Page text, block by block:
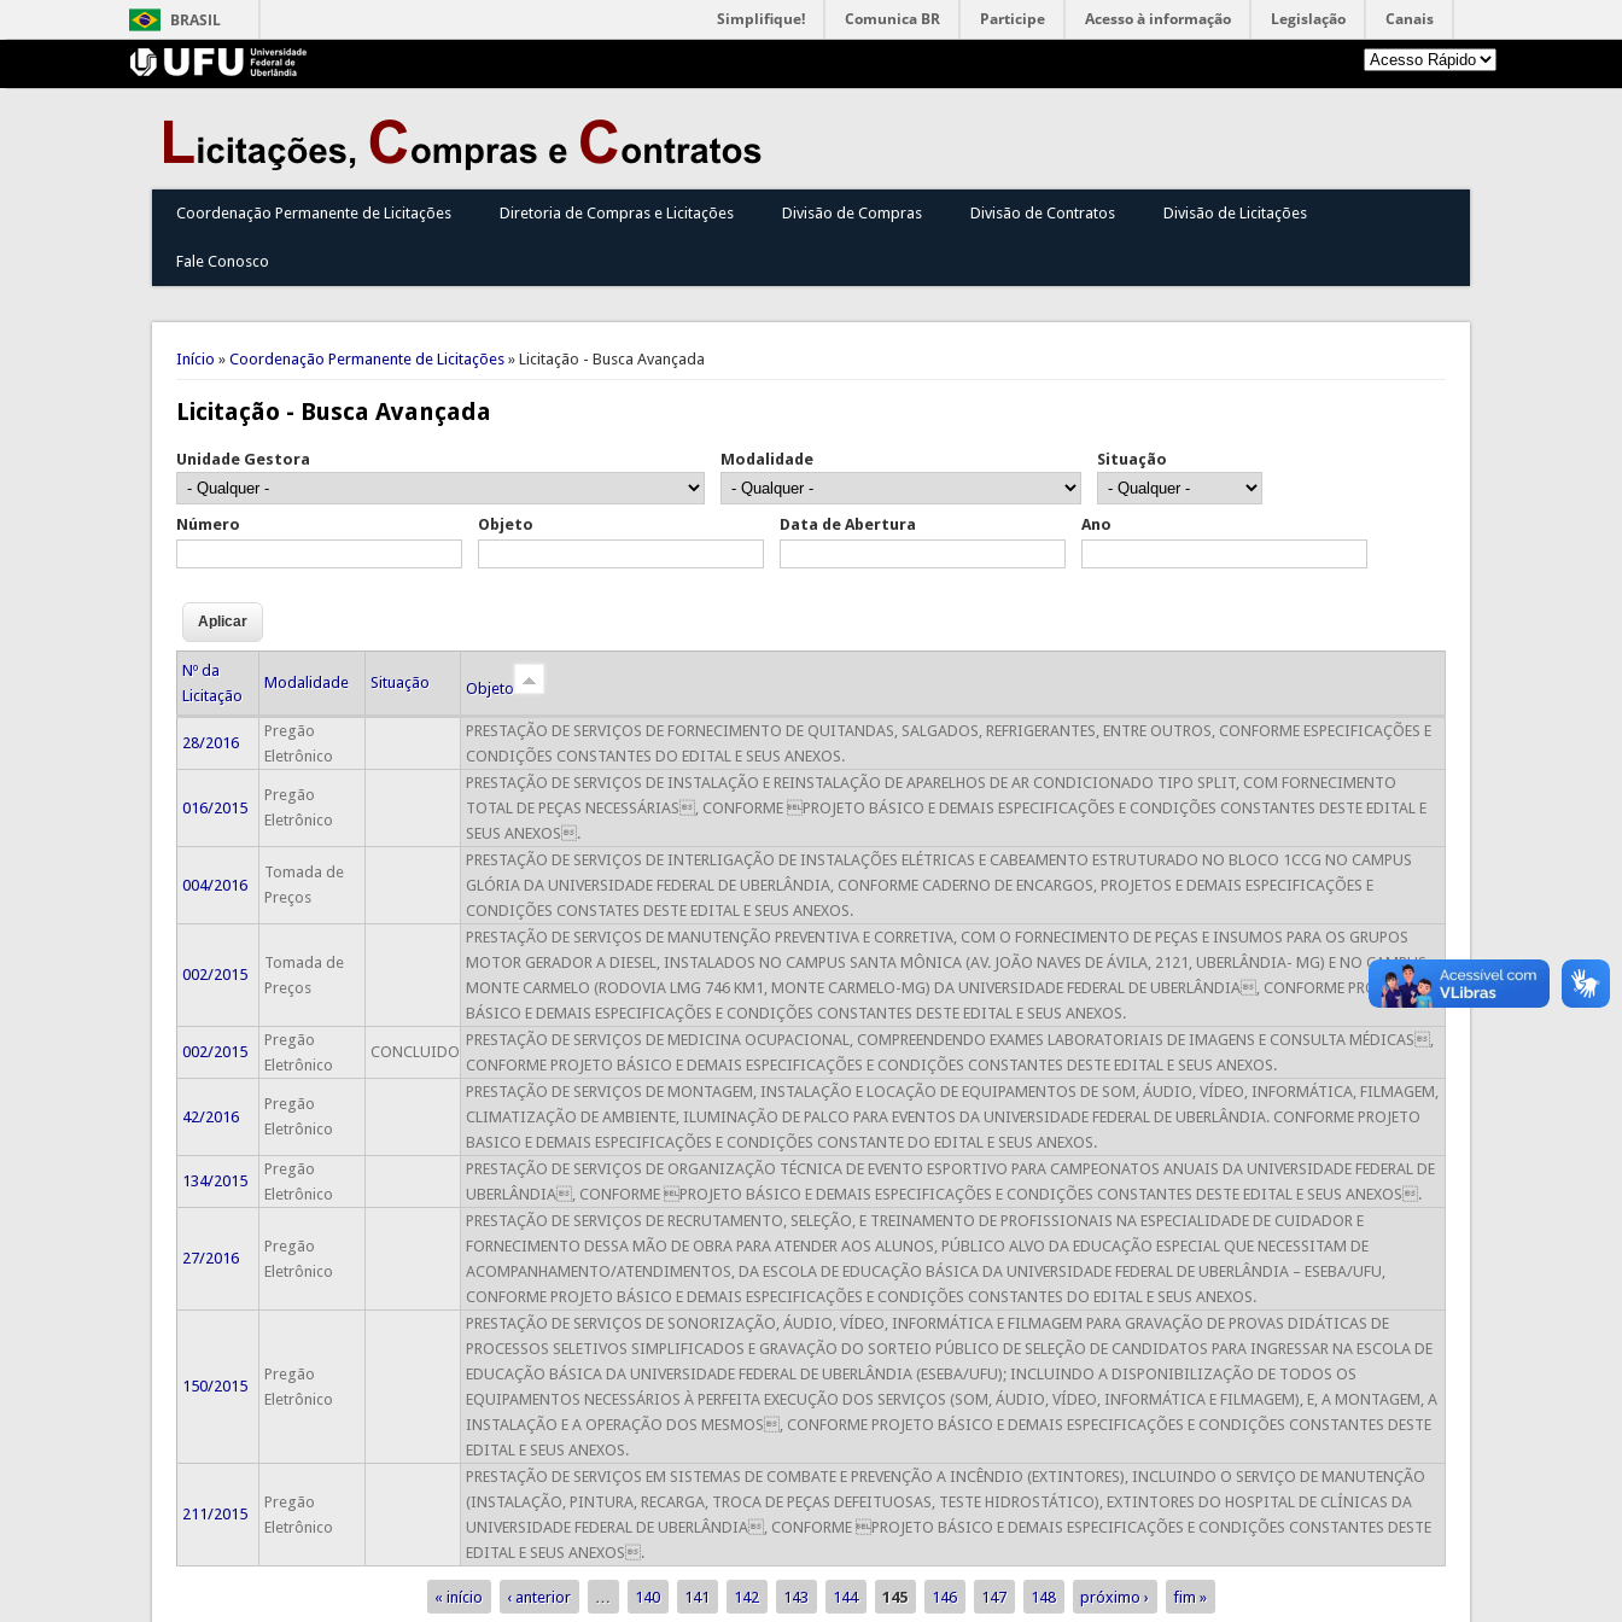
BRASIL Simplifique! Comunica BR Participe Acesso à informação Legislação Canais
Coordenação Permanente de Licitações Diretoria de Compras e Licitações Divisão de Compras Divisão de Contratos Divisão de Licitações
Fale Conosco
Você está aqui
Início » Coordenação Permanente de Licitações» Licitação - Busca Avançada
Licitação - Busca Avançada
Unidade Gestora Modalidade Situação
Número Objeto Data de Abertura Ano
Nº da
Licitação
Modalidade Situação Objeto
28/2016
Pregão
Eletrônico
PRESTAÇÃO DE SERVIÇOS DE FORNECIMENTO DE QUITANDAS, SALGADOS, REFRIGERANTES, ENTRE OUTROS, CONFORME ESPECIFICAÇÕES E
CONDIÇÕES CONSTANTES DO EDITAL E SEUS ANEXOS.
016/2015
Pregão
Eletrônico
PRESTAÇÃO DE SERVIÇOS DE INSTALAÇÃO E REINSTALAÇÃO DE APARELHOS DE AR CONDICIONADO TIPO SPLIT, COM FORNECIMENTO
TOTAL DE PEÇAS NECESSÁRIAS, CONFORME PROJETO BÁSICO E DEMAIS ESPECIFICAÇÕES E CONDIÇÕES CONSTANTES DESTE EDITAL E
SEUS ANEXOS.
004/2016
Tomada de
Preços
PRESTAÇÃO DE SERVIÇOS DE INTERLIGAÇÃO DE INSTALAÇÕES ELÉTRICAS E CABEAMENTO ESTRUTURADO NO BLOCO 1CCG NO CAMPUS
GLÓRIA DA UNIVERSIDADE FEDERAL DE UBERLÂNDIA, CONFORME CADERNO DE ENCARGOS, PROJETOS E DEMAIS ESPECIFICAÇÕES E
CONDIÇÕES CONSTATES DESTE EDITAL E SEUS ANEXOS.
002/2015
Tomada de
Preços
PRESTAÇÃO DE SERVIÇOS DE MANUTENÇÃO PREVENTIVA E CORRETIVA, COM O FORNECIMENTO DE PEÇAS E INSUMOS PARA OS GRUPOS
MOTOR GERADOR A DIESEL, INSTALADOS NO CAMPUS SANTA MÔNICA (AV. JOÃO NAVES DE ÁVILA, 2121, UBERLÂNDIA- MG) E NO CAMPUS
MONTE CARMELO (RODOVIA LMG 746 KM1, MONTE CARMELO-MG) DA UNIVERSIDADE FEDERAL DE UBERLÂNDIA, CONFORME PROJETO
BÁSICO E DEMAIS ESPECIFICAÇÕES E CONDIÇÕES CONSTANTES DESTE EDITAL E SEUS ANEXOS.
002/2015
Pregão
Eletrônico
CONCLUIDO
PRESTAÇÃO DE SERVIÇOS DE MEDICINA OCUPACIONAL, COMPREENDENDO EXAMES LABORATORIAIS DE IMAGENS E CONSULTA MÉDICAS,
CONFORME PROJETO BÁSICO E DEMAIS ESPECIFICAÇÕES E CONDIÇÕES CONSTANTES DESTE EDITAL E SEUS ANEXOS.
42/2016
Pregão
Eletrônico
PRESTAÇÃO DE SERVIÇOS DE MONTAGEM, INSTALAÇÃO E LOCAÇÃO DE EQUIPAMENTOS DE SOM, ÁUDIO, VÍDEO, INFORMÁTICA, FILMAGEM,
CLIMATIZAÇÃO DE AMBIENTE, ILUMINAÇÃO DE PALCO PARA EVENTOS DA UNIVERSIDADE FEDERAL DE UBERLÂNDIA. CONFORME PROJETO
BASICO E DEMAIS ESPECIFICAÇÕES E CONDIÇÕES CONSTANTE DO EDITAL E SEUS ANEXOS.
134/2015
Pregão
Eletrônico
PRESTAÇÃO DE SERVIÇOS DE ORGANIZAÇÃO TÉCNICA DE EVENTO ESPORTIVO PARA CAMPEONATOS ANUAIS DA UNIVERSIDADE FEDERAL DE
UBERLÂNDIA, CONFORME PROJETO BÁSICO E DEMAIS ESPECIFICAÇÕES E CONDIÇÕES CONSTANTES DESTE EDITAL E SEUS ANEXOS.
27/2016
Pregão
Eletrônico
PRESTAÇÃO DE SERVIÇOS DE RECRUTAMENTO, SELEÇÃO, E TREINAMENTO DE PROFISSIONAIS NA ESPECIALIDADE DE CUIDADOR E
FORNECIMENTO DESSA MÃO DE OBRA PARA ATENDER AOS ALUNOS, PÚBLICO ALVO DA EDUCAÇÃO ESPECIAL QUE NECESSITAM DE
ACOMPANHAMENTO/ATENDIMENTOS, DA ESCOLA DE EDUCAÇÃO BÁSICA DA UNIVERSIDADE FEDERAL DE UBERLÂNDIA – ESEBA/UFU,
CONFORME PROJETO BÁSICO E DEMAIS ESPECIFICAÇÕES E CONDIÇÕES CONSTANTES DO EDITAL E SEUS ANEXOS.
150/2015
Pregão
Eletrônico
PRESTAÇÃO DE SERVIÇOS DE SONORIZAÇÃO, ÁUDIO, VÍDEO, INFORMÁTICA E FILMAGEM PARA GRAVAÇÃO DE PROVAS DIDÁTICAS DE
PROCESSOS SELETIVOS SIMPLIFICADOS E GRAVAÇÃO DO SORTEIO PÚBLICO DE SELEÇÃO DE CANDIDATOS PARA INGRESSAR NA ESCOLA DE
EDUCAÇÃO BÁSICA DA UNIVERSIDADE FEDERAL DE UBERLÂNDIA (ESEBA/UFU); INCLUINDO A DISPONIBILIZAÇÃO DE TODOS OS
EQUIPAMENTOS NECESSÁRIOS À PERFEITA EXECUÇÃO DOS SERVIÇOS (SOM, ÁUDIO, VÍDEO, INFORMÁTICA E FILMAGEM), E, A MONTAGEM, A
INSTALAÇÃO E A OPERAÇÃO DOS MESMOS, CONFORME PROJETO BÁSICO E DEMAIS ESPECIFICAÇÕES E CONDIÇÕES CONSTANTES DESTE
EDITAL E SEUS ANEXOS.
211/2015
Pregão
Eletrônico
PRESTAÇÃO DE SERVIÇOS EM SISTEMAS DE COMBATE E PREVENÇÃO A INCÊNDIO (EXTINTORES), INCLUINDO O SERVIÇO DE MANUTENÇÃO
(INSTALAÇÃO, PINTURA, RECARGA, TROCA DE PEÇAS DEFEITUOSAS, TESTE HIDROSTÁTICO), EXTINTORES DO HOSPITAL DE CLÍNICAS DA
UNIVERSIDADE FEDERAL DE UBERLÂNDIA, CONFORME PROJETO BÁSICO E DEMAIS ESPECIFICAÇÕES E CONDIÇÕES CONSTANTES DESTE
EDITAL E SEUS ANEXOS.
« início ‹ anterior … 140 141 142 143 144 145 146 147 148 próximo › fim »